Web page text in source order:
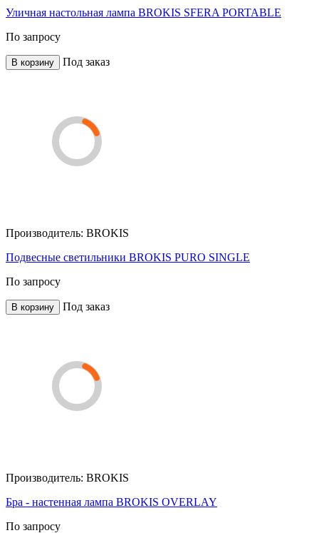
Уличная настольная лампа BROKIS SFERA PORTABLE
По запросу
В корзину Под заказ
Производитель: BROKIS
Подвесные светильники BROKIS PURO SINGLE
По запросу
В корзину Под заказ
Производитель: BROKIS
Бра - настенная лампа BROKIS OVERLAY
По запросу